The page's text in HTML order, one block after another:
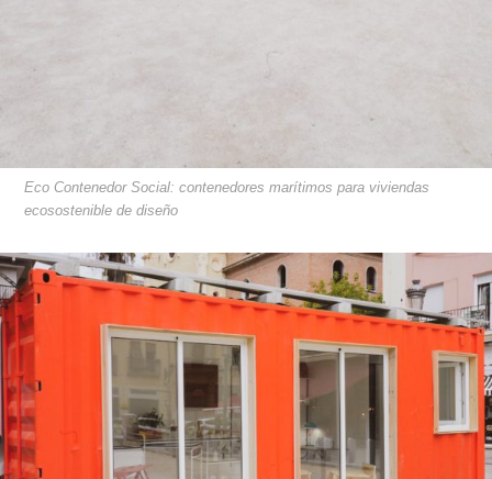
Eco Contenedor Social: contenedores marítimos para viviendas
ecosostenible de diseño